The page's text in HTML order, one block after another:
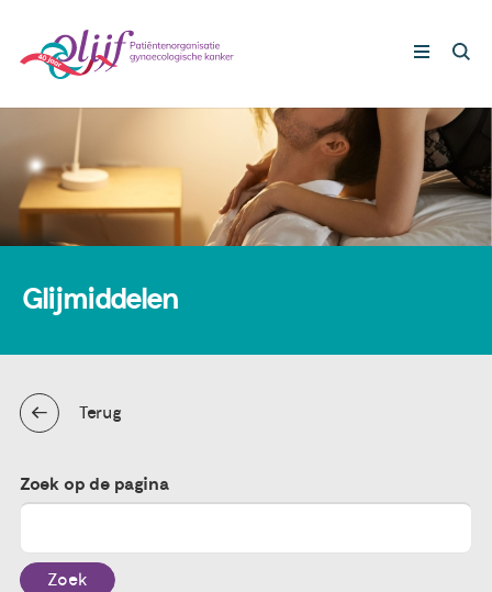
Nieuws
Agenda
Publicaties
Gynaecologische kankers
Lotgenoten
Glijmiddelen
Terug
Zoek op de pagina
Zoek